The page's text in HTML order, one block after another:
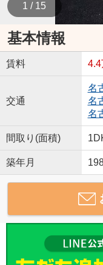
1 / 15
基本情報
賃料 4.4
交通
名
名
名
間取り(面積)
築年月